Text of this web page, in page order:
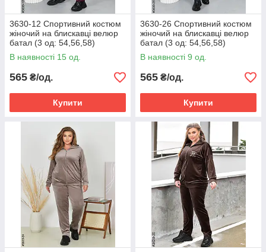
3630-12 Спортивний костюм
жіночий на блискавці велюр
батал (3 од: 54,56,58)
В наявності 15 од.
565 ₴/од.
Купити
3630-26 Спортивний костюм
жіночий на блискавці велюр
батал (3 од: 54,56,58)
В наявності 9 од.
565 ₴/од.
Купити